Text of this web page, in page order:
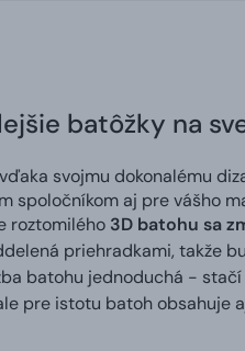
batôžky na
svojmu dokonalému
spoločníkom aj pre vášho
roztomilého3D batohu sa
priehradkami, takže
batohu jednoduchá -
pre istotu batoh obsahuje